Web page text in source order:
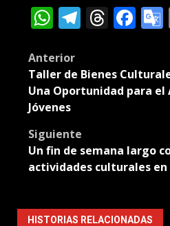
WhatsApp
Post
navigation
Anterior
Taller de Bienes
Una Oportunidad para el
Jóvenes
Siguiente
Un fin de semana largo
actividades culturales
HISTORIAS RELACIONADAS